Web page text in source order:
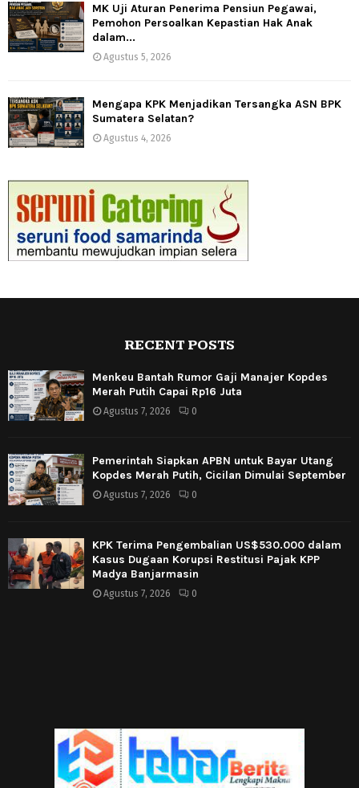
MK Uji Aturan Penerima Pensiun Pegawai,
Pemohon Persoalkan Kepastian Hak Anak
dalam...
Agustus 5, 2026
Mengapa KPK Menjadikan Tersangka ASN BPK
Sumatera Selatan?
Agustus 4, 2026
RECENT POSTS
Menkeu Bantah Rumor Gaji Manajer Kopdes
Merah Putih Capai Rp16 Juta
Agustus 7, 2026 0
Pemerintah Siapkan APBN untuk Bayar Utang
Kopdes Merah Putih, Cicilan Dimulai September
Agustus 7, 2026 0
KPK Terima Pengembalian US$530.000 dalam
Kasus Dugaan Korupsi Restitusi Pajak KPP
Madya Banjarmasin
Agustus 7, 2026 0